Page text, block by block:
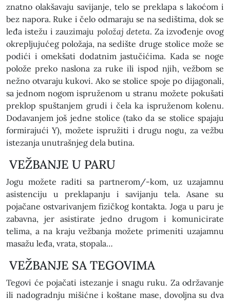
znatno olakšavaju savijanje, telo se preklapa s lakoćom i
bez napora. Ruke i čelo odmaraju se na sedištima, dok se
leđa istežu i zauzimaju položaj deteta. Za izvođenje ovog
okrepljujućeg položaja, na sedište druge stolice može se
podići i omekšati dodatnim jastučićima. Kada se noge
polože preko naslona za ruke ili ispod njih, vežbom se
nežno otvaraju kukovi. Ako se stolice spoje po dijagonali,
sa jednom nogom ispruženom u stranu možete pokušati
preklop spuštanjem grudi i čela ka ispruženom kolenu.
Dodavanjem još jedne stolice (tako da se stolice spajaju
formirajući Y), možete ispružiti i drugu nogu, za vežbu
istezanja unutrašnjeg dela butina.
VEŽBANJE U PARU
Jogu možete raditi sa partnerom/-kom, uz uzajamnu
asistenciju u preklapanju i savijanju tela. Asane su
pojačane ostvarivanjem fizičkog kontakta. Joga u paru je
zabavna, jer asistirate jedno drugom i komunicirate
telima, a na kraju vežbanja možete primeniti uzajamnu
masažu leđa, vrata, stopala…
VEŽBANJE SA TEGOVIMA
Tegovi će pojačati istezanje i snagu ruku. Za održavanje
ili nadogradnju mišićne i koštane mase, dovoljna su dva